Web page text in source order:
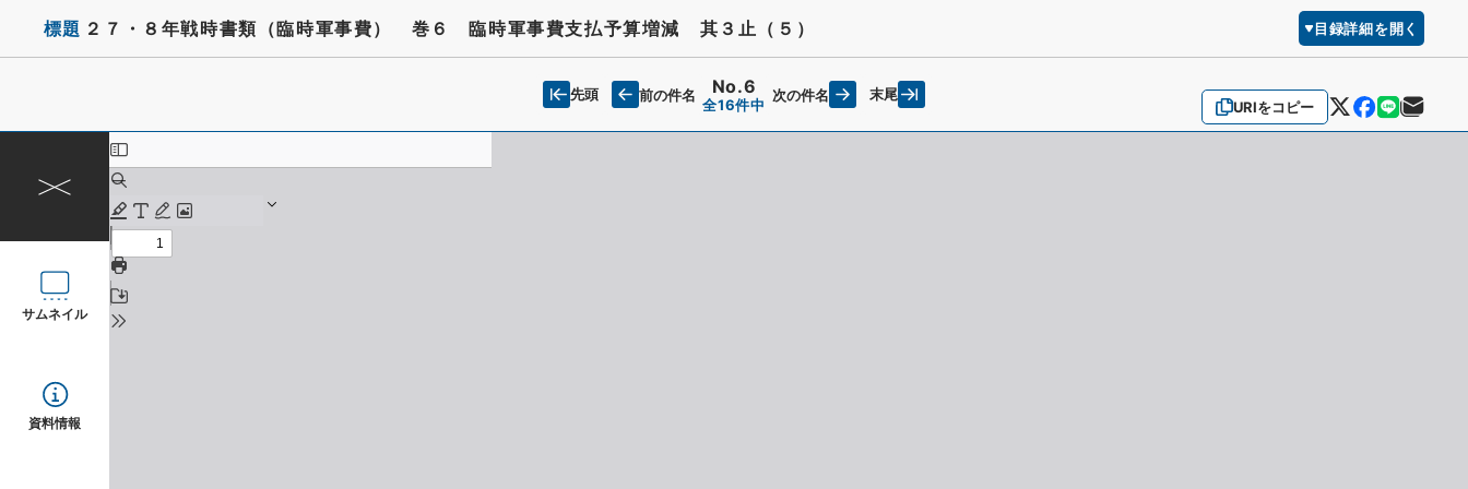
標題 ２７・８年戦時書類（臨時軍事費） 巻６ 臨時軍事費支払予算増減 其３止（５） 目録詳細を開く
URIをコピー
先頭 前の件名 No.6
全16件中
次の件名 末尾
サムネイル
資料情報